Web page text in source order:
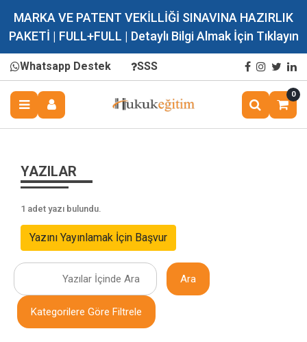
MARKA VE PATENT VEKİLLİĞİ SINAVINA HAZIRLIK
PAKETİ | FULL+FULL | Detaylı Bilgi Almak İçin Tıklayın
Whatsapp Destek SSS
0
YAZILAR
1 adet yazı bulundu.
Yazını Yayınlamak İçin Başvur
Ara
Kategorilere Göre Filtrele